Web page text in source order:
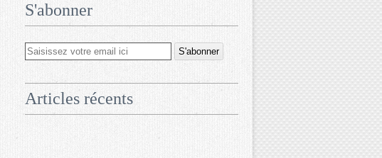
S'abonner
Articles récents